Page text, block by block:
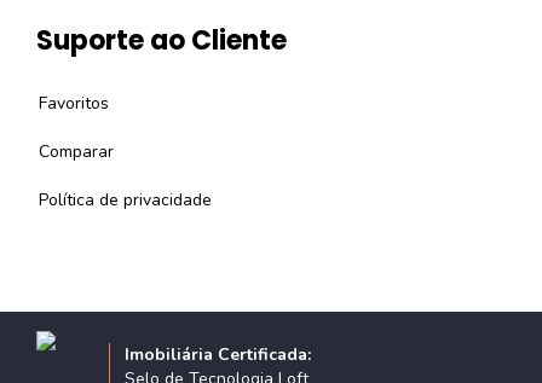
Suporte ao Cliente
Favoritos
Comparar
Política de privacidade
Imobiliária Certificada: